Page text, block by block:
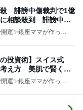
誹謗中傷裁判で1億
相談殺到 誹謗中傷
運✨銀座ママが作った
投資術】スイス式
考え方 美肌で賢く金
運✨銀座ママが作った